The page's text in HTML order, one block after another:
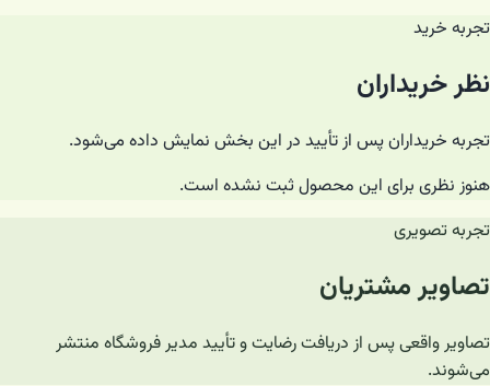
تجربه خرید
نظر خریداران
تجربه خریداران پس از تأیید در این بخش نمایش داده می‌شود.
هنوز نظری برای این محصول ثبت نشده است.
تجربه تصویری
تصاویر مشتریان
تصاویر واقعی پس از دریافت رضایت و تأیید مدیر فروشگاه منتشر
می‌شوند.